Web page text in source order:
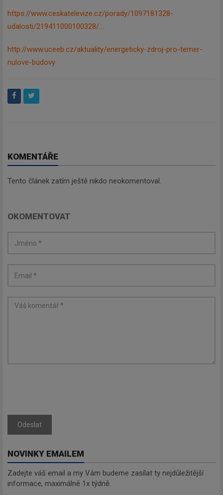
https://www.ceskatelevize.cz/porady/1097181328-
udalosti/219411000100328/...
http://www.uceeb.cz/aktuality/energeticky-zdroj-pro-temer-
nulove-budovy
KOMENTÁŘE
Tento článek zatím ještě nikdo neokomentoval.
OKOMENTOVAT
Odeslat
NOVINKY EMAILEM
Zadejte váš email a my Vám budeme zasílat ty nejdůležitější
informace, maximálně 1x týdně.